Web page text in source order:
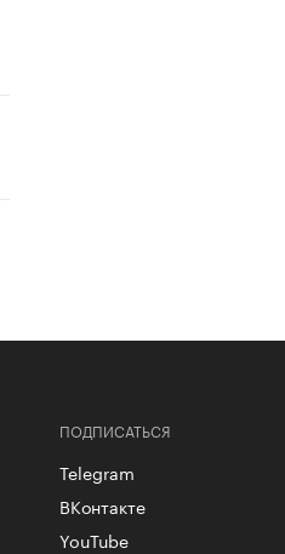
ПОДПИСАТЬСЯ
Telegram
ВКонтакте
YouTube